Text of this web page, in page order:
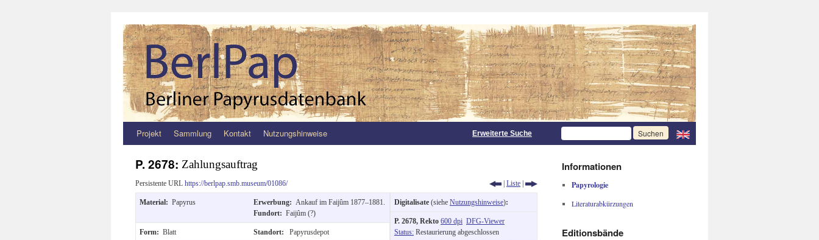
Zum
springen
Projekt Sammlung Kontakt Nutzungshinweise Erweiterte Suche
P. 2678: Zahlungsauftrag
Persistente URL https://berlpap.smb.museum/01086/ | Liste |
Material: Papyrus Erwerbung: Ankauf im Faijûm 1877–1881.
Fundort: Faijûm (?)
Form: Blatt Standort: Papyrusdepot
Digitalisate (siehe Nutzungshinweise):
P. 2678, Rekto 600 dpi DFG-Viewer
Status: Restaurierung abgeschlossen
Informationen
Papyrologie
Literaturabkürzungen
Editionsbände